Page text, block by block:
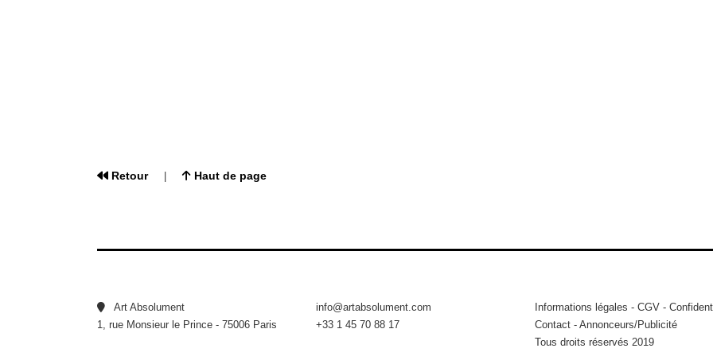
Retour| Haut de page
Art Absolument
1, rue Monsieur le Prince - 75006 Paris
info@artabsolument.com
+33 1 45 70 88 17
Informations légales - CGV -
Contact - Annonceurs/Publicité
Tous droits réservés 2019